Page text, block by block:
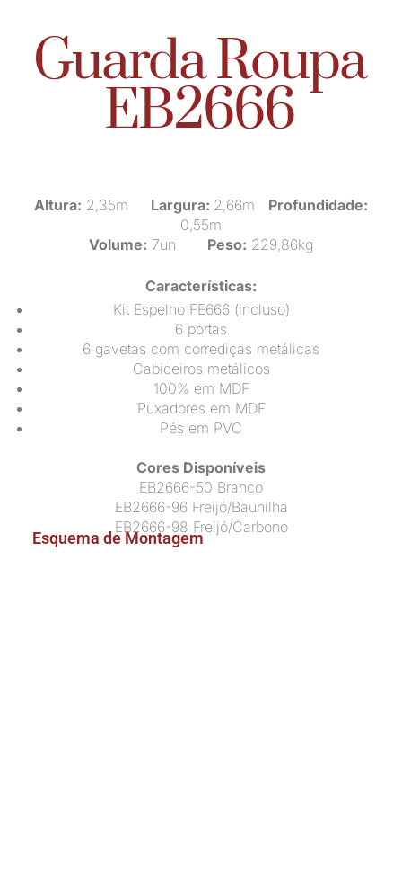
Guarda Roupa
EB2666
Altura: 2,35m Largura: 2,66m Profundidade:
0,55m
Volume: 7un Peso: 229,86kg
Características:
Kit Espelho FE666 (incluso)
6 portas
6 gavetas com corrediças metálicas
Cabideiros metálicos
100% em MDF
Puxadores em MDF
Pés em PVC
Cores Disponíveis
EB2666-50 Branco
EB2666-96 Freijó/Baunilha
EB2666-98 Freijó/Carbono
Esquema de Montagem